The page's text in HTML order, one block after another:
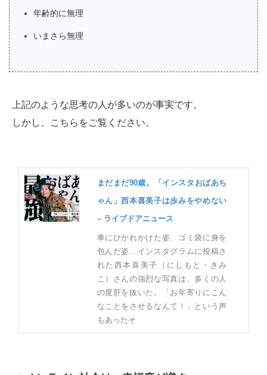
年齢的に無理
いまさら無理
上記のような思考の人が多いのが事実です。
しかし、こちらをご覧ください。
まだまだ90歳。「インスタおばあち
ゃん」西本喜美子は歩みをやめない
– ライブドアニュース
車にひかれかけた姿、ゴミ袋に身を
包んだ姿…インスタグラムに投稿さ
れた西本喜美子（にしもと・きみ
こ）さんの強烈な写真は、多くの人
の度肝を抜いた。「お年寄りにこん
なことをさせるなんて！」という声
もあったそ